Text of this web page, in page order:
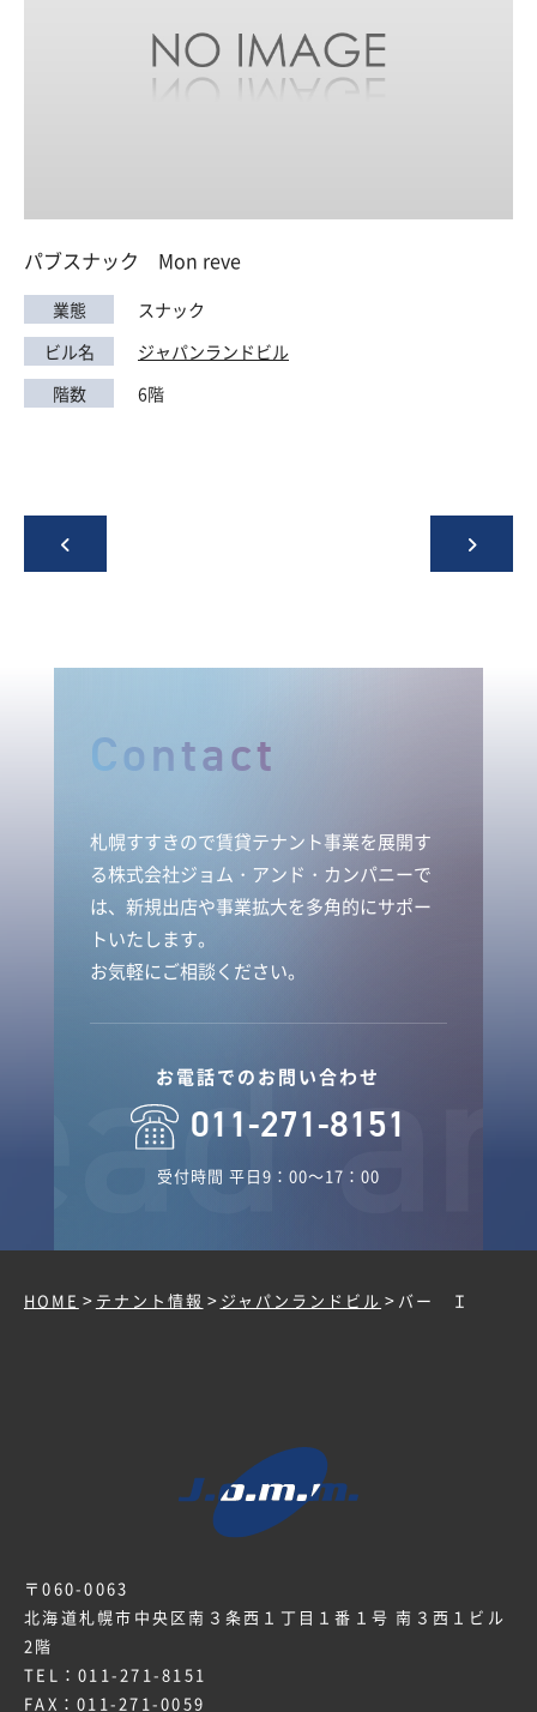
パブスナック Mon reve
業態
スナック
ビル名
ジャパンランドビル
階数
6階
Contact
札幌すすきので賃貸テナント事業を展開す
る株式会社ジョム・アンド・カンパニーで
は、新規出店や事業拡大を多角的にサポー
トいたします。
お気軽にご相談ください。
お電話でのお問い合わせ
011-271-8151
受付時間 平日9：00～17：00
HOME > テナント情報 > ジャパンランドビル > バー Ｉ
〒060-0063
北海道札幌市中央区南３条西１丁目１番１号 南３西１ビル
2階
TEL： 011-271-8151
FAX：011-271-0059